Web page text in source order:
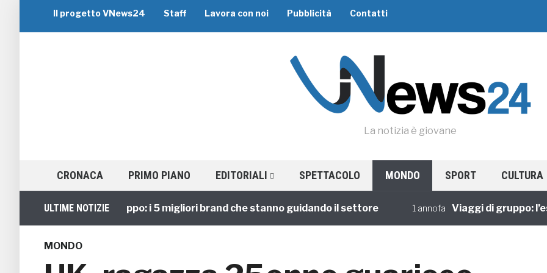
Il progetto VNews24 Staff Lavora con noi Pubblicità Contatti
La notizia è giovane
CRONACA PRIMO PIANO EDITORIALI SPETTACOLO MONDO SPORT CULTURA
ULTIME NOTIZIE
Viaggi di Gruppo: i 5 migliori brand che stanno guidando il settore 1 annofa Viaggi di gruppo:
MONDO